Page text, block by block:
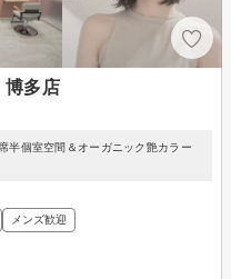
博多店
個室空間＆オーガニック艶カラー
メンズ歓迎